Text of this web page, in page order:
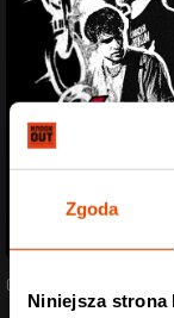
Zgoda
Niniejsza
05.08.2026